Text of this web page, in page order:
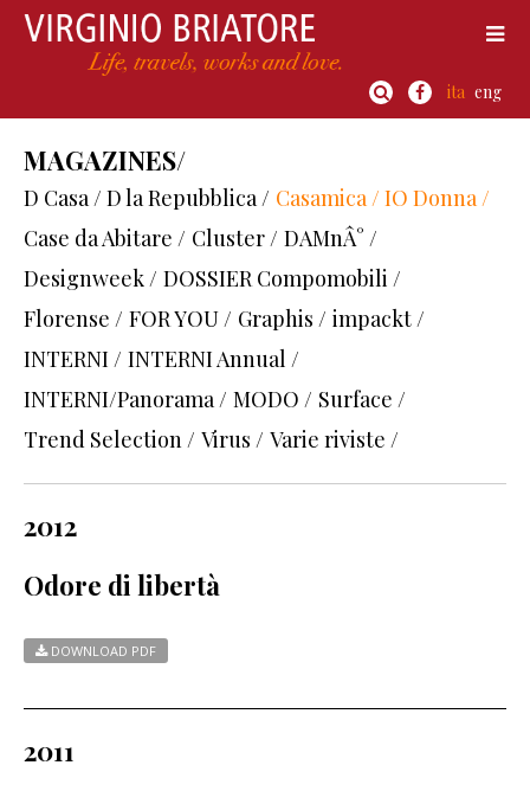
ita eng
MAGAZINES/
D Casa / D la Repubblica / Casamica / IO Donna /
Case da Abitare / Cluster / DAMnÂ° /
Designweek / DOSSIER Compomobili /
Florense / FOR YOU / Graphis / impackt /
INTERNI / INTERNI Annual /
INTERNI/Panorama / MODO / Surface /
Trend Selection / Virus / Varie riviste /
2012
Odore di libertà
DOWNLOAD PDF
2011